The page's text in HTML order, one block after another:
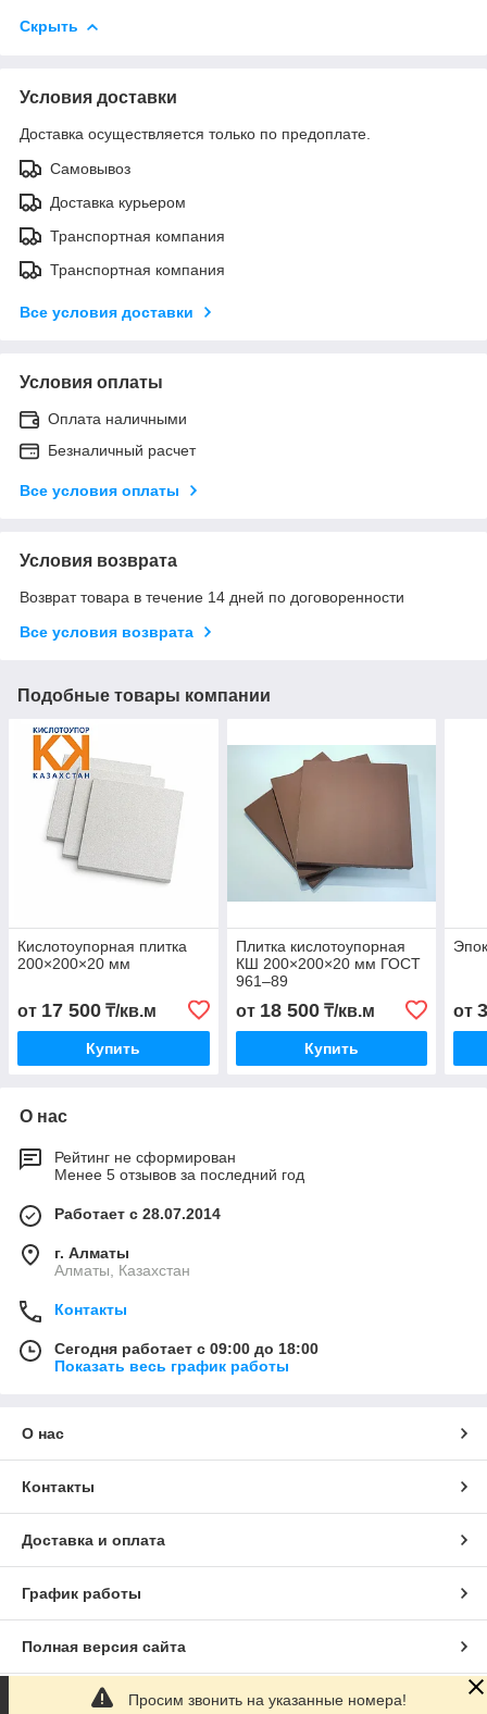
Скрыть
Условия доставки
Доставка осуществляется только по предоплате.
Самовывоз
Доставка курьером
Транспортная компания
Транспортная компания
Все условия доставки
Условия оплаты
Оплата наличными
Безналичный расчет
Все условия оплаты
Условия возврата
Возврат товара в течение 14 дней по договоренности
Все условия возврата
Подобные товары компании
Кислотоупорная плитка
200×200×20 мм
от 17 500 ₸/кв.м
Купить
Плитка кислотоупорная
КШ 200×200×20 мм ГОСТ
961–89
от 18 500₸/кв.м
Купить
от
О нас
Рейтинг не сформирован
Менее 5 отзывов за последний год
Работает с 28.07.2014
г. Алматы
Алматы, Казахстан
Контакты
Сегодня работает с 09:00 до 18:00
Показать весь график работы
О нас
Контакты
Доставка и оплата
График работы
Полная версия сайта
Сайт создан на маркетплейсеSatu.kz
Просим звонить на указанные номера!